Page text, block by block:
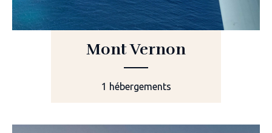
Mont Vernon
1 hébergements